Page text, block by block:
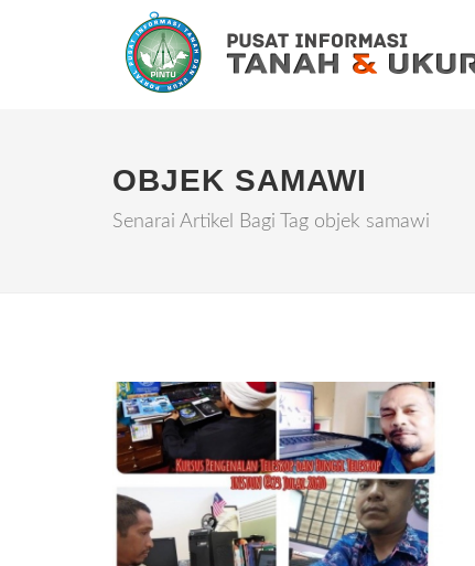
OBJEK SAMAWI
Senarai Artikel Bagi Tag objek samawi